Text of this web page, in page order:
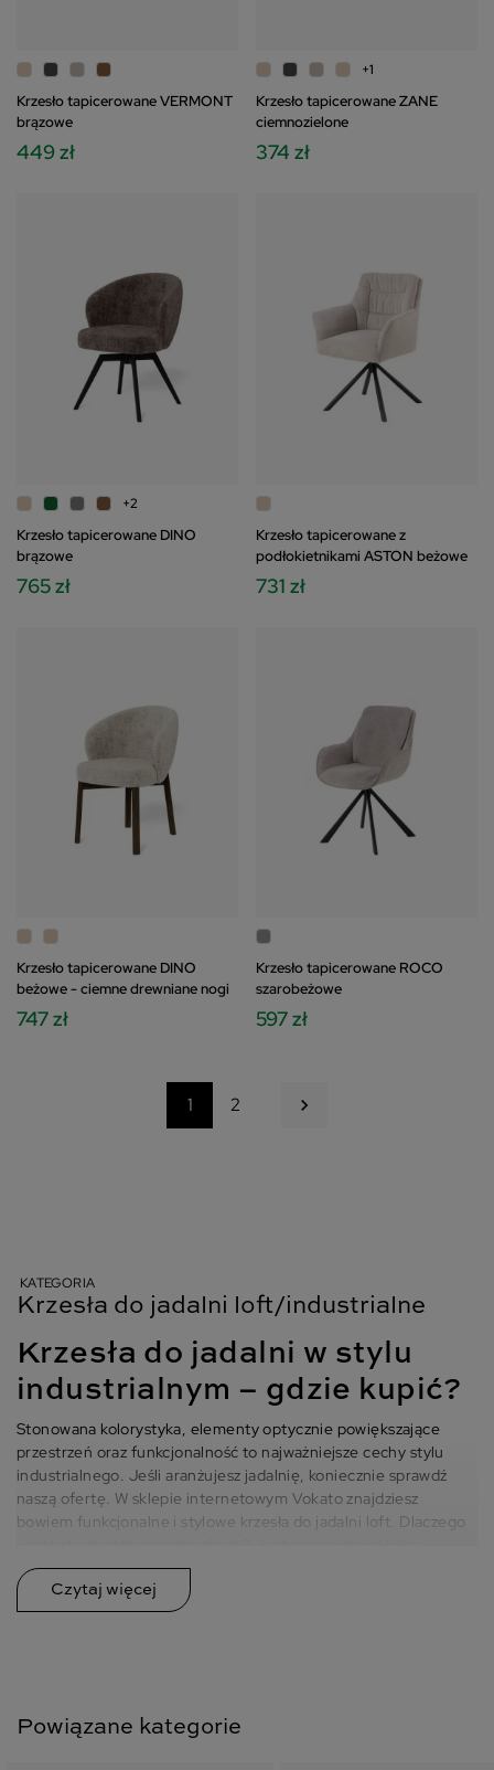
Krzesło tapicerowane VERMONT
brązowe
449 zł
+1
Krzesło tapicerowane ZANE
ciemnozielone
374 zł
+2
Krzesło tapicerowane DINO
brązowe
765 zł
Krzesło tapicerowane z
podłokietnikami ASTON beżowe
731 zł
Krzesło tapicerowane DINO
beżowe - ciemne drewniane nogi
747 zł
Krzesło tapicerowane ROCO
szarobeżowe
597 zł
1 2 Następny

KATEGORIA
Krzesła do jadalni loft/industrialne
Krzesła do jadalni w stylu
industrialnym – gdzie kupić?
Stonowana kolorystyka, elementy optycznie powiększające
przestrzeń oraz funkcjonalność to najważniejsze cechy stylu
industrialnego. Jeśli aranżujesz jadalnię, koniecznie sprawdź
naszą ofertę. W sklepie internetowym Vokato znajdziesz
bowiem funkcjonalne i stylowe krzesła do jadalni loft. Dlaczego
świetnych powodów. Oto najważniejsze:
Nasze krzesła loft do jadalni są solidne – stawiamy na dobrą
wiemy, jak ważna jest estetyka wnętrza. Właśnie dlatego dbamy
Powiązane kategorie